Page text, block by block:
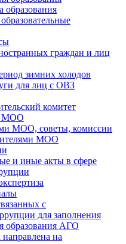
образования
граждан и лиц
зимних холодов
для лиц с ОВЗ
комитет
МОО
МОО, советы, комиссии
МОО
и иные акты в сфере
с
для заполнения
образования АГО
направлена на